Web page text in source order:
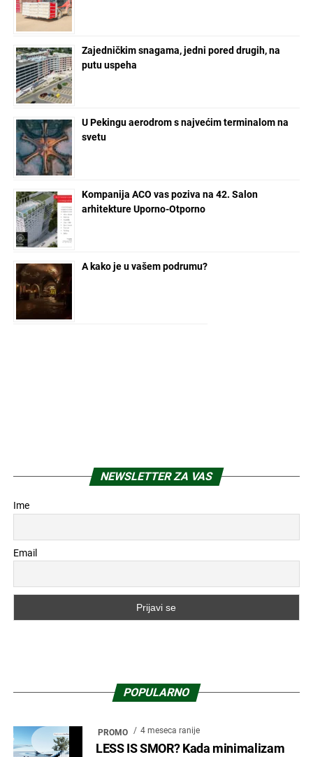
Zajedničkim snagama, jedni pored drugih, na
putu uspeha
U Pekingu aerodrom s najvećim terminalom na
svetu
Kompanija ACO vas poziva na 42. Salon
arhitekture Uporno-Otporno
A kako je u vašem podrumu?
NEWSLETTER ZA VAS
Ime
Email
POPULARNO
PROMO 4 meseca ranije
LESS IS SMOR? Kada minimalizam